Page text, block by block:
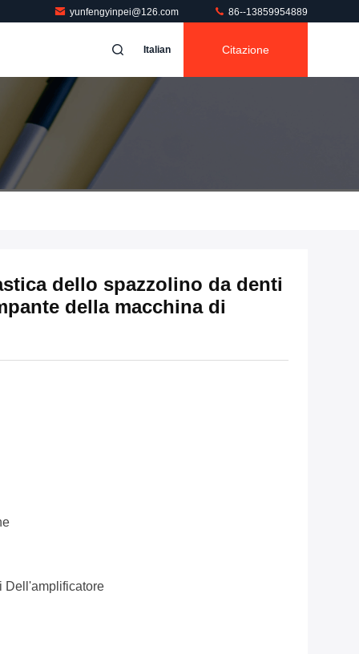
yunfengyinpei@126.com 86--13859954889
Italian Citazione
dello spazzolino da denti
della macchina di
Dell'amplificatore